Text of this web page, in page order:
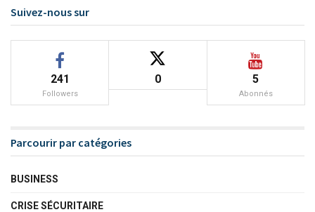
Suivez-nous sur
241
Followers
0 5
Abonnés
Parcourir par catégories
BUSINESS
CRISE SÉCURITAIRE